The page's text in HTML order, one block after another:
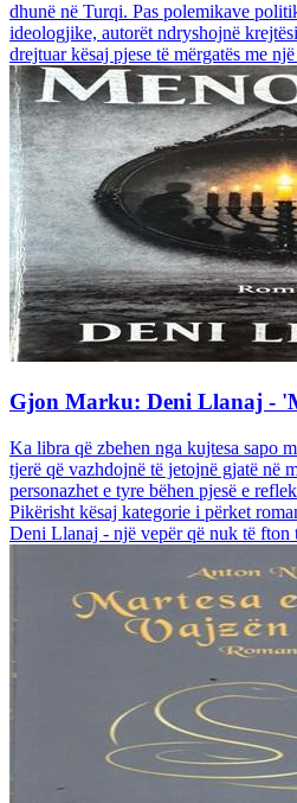
dhunë në Turqi. Pas polemikave
ideologjike, autorët ndryshojnë
drejtuar kësaj pjese të mërgatës me
Gjon Marku: Deni Llanaj -
Ka libra që zbehen nga kujtesa sapo
tjerë që vazhdojnë të jetojnë gjatë në
personazhet e tyre bëhen pjesë e
Pikërisht kësaj kategorie i përket
Deni Llanaj - një vepër që nuk të fton